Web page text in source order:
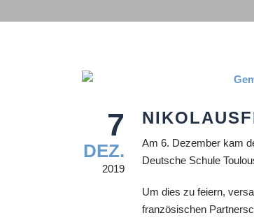
7
DEZ.
2019
Am 6. Dezember kam
Deutsche Schule
Um dies zu feiern,
französischen